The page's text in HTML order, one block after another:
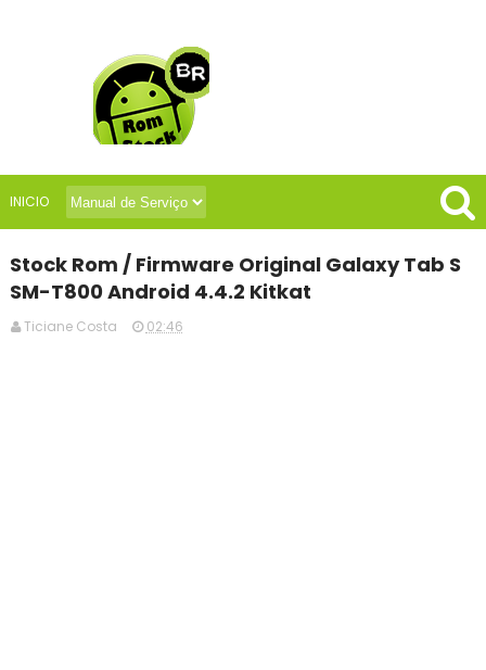
INICIO
Stock Rom / Firmware Original Galaxy Tab S
SM-T800 Android 4.4.2 Kitkat
Ticiane Costa 02:46